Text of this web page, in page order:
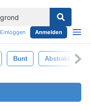
Einloggen Anmelden
Bunt Abstrakt